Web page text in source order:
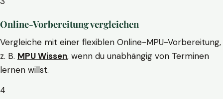
Online-Vorbereitung vergleichen
Vergleiche mit einer flexiblen Online-MPU-Vorbereitung,
z. B. MPU Wissen, wenn du unabhängig von Terminen
lernen willst.
4